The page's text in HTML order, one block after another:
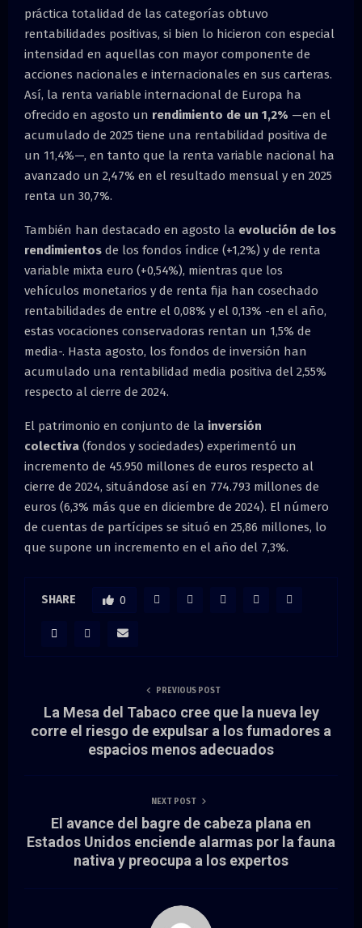
práctica totalidad de las categorías obtuvo
rentabilidades positivas, si bien lo hicieron con especial
intensidad en aquellas con mayor componente de
acciones nacionales e internacionales en sus carteras.
Así, la renta variable internacional de Europa ha
ofrecido en agosto un rendimiento de un 1,2% —en el
acumulado de 2025 tiene una rentabilidad positiva de
un 11,4%—, en tanto que la renta variable nacional ha
avanzado un 2,47% en el resultado mensual y en 2025
renta un 30,7%.
También han destacado en agosto la evolución de los
rendimientos de los fondos índice (+1,2%) y de renta
variable mixta euro (+0,54%), mientras que los
vehículos monetarios y de renta fija han cosechado
rentabilidades de entre el 0,08% y el 0,13% -en el año,
estas vocaciones conservadoras rentan un 1,5% de
media-. Hasta agosto, los fondos de inversión han
acumulado una rentabilidad media positiva del 2,55%
respecto al cierre de 2024.
El patrimonio en conjunto de la inversión
colectiva (fondos y sociedades) experimentó un
incremento de 45.950 millones de euros respecto al
cierre de 2024, situándose así en 774.793 millones de
euros (6,3% más que en diciembre de 2024). El número
de cuentas de partícipes se situó en 25,86 millones, lo
que supone un incremento en el año del 7,3%.
SHARE 0
PREVIOUS POST
La Mesa del Tabaco cree que la nueva ley
corre el riesgo de expulsar a los fumadores a
espacios menos adecuados
NEXT POST
El avance del bagre de cabeza plana en
Estados Unidos enciende alarmas por la fauna
nativa y preocupa a los expertos